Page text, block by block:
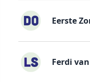
Eerste
Ferdi